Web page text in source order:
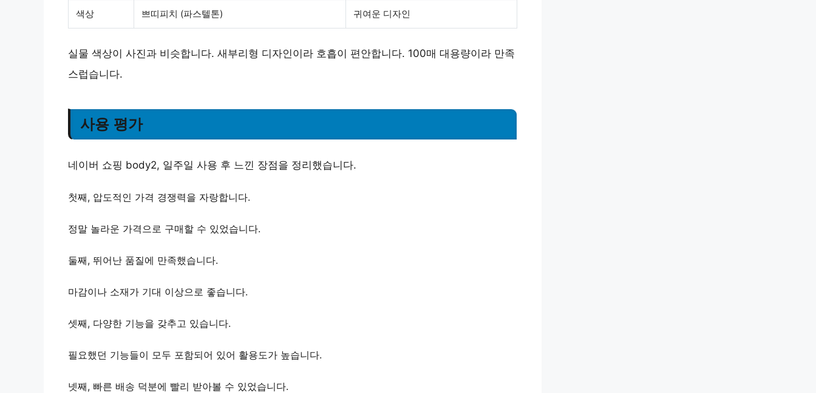
색상 쁘띠피치 (파스텔톤) 귀여운 디자인
실물 색상이 사진과 비슷합니다. 새부리형 디자인이라 호흡이 편안합니다. 100매 대용량이라 만족
스럽습니다.
사용 평가
네이버 쇼핑 body2, 일주일 사용 후 느낀 장점을 정리했습니다.
첫째, 압도적인 가격 경쟁력을 자랑합니다.
정말 놀라운 가격으로 구매할 수 있었습니다.
둘째, 뛰어난 품질에 만족했습니다.
마감이나 소재가 기대 이상으로 좋습니다.
셋째, 다양한 기능을 갖추고 있습니다.
필요했던 기능들이 모두 포함되어 있어 활용도가 높습니다.
넷째, 빠른 배송 덕분에 빨리 받아볼 수 있었습니다.